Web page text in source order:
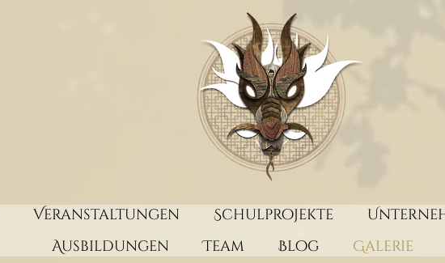
Veranstaltungen Schulprojekte
Ausbildungen
Team Blog Galerie